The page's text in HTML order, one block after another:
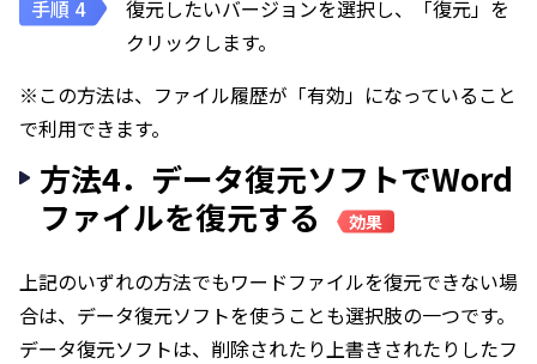
復元したいバージョンを選択し、「復元」を
クリックします。
※この方法は、ファイル履歴が「有効」になっていること
で利用できます。
方法4．データ復元ソフトでWord
ファイルを復元する
効果
上記のいずれの方法でもワードファイルを復元できない場
合は、データ復元ソフトを使うことも選択肢の一つです。
データ復元ソフトは、削除されたり上書きされたりしたフ